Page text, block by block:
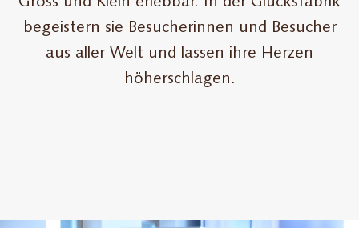
begeistern sie Besucherinnen und Besucher
aus aller Welt und lassen ihre Herzen
höherschlagen.